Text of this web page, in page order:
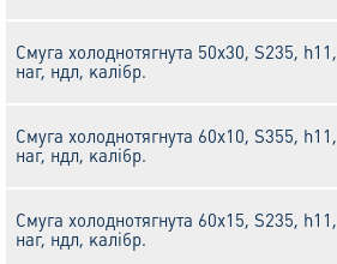
Смуга холоднотягнута 50х30, S235, h11,
наг, ндл, калібр.
Смуга холоднотягнута 60х10, S355, h11,
наг, ндл, калібр.
Смуга холоднотягнута 60х15, S235, h11,
наг, ндл, калібр.